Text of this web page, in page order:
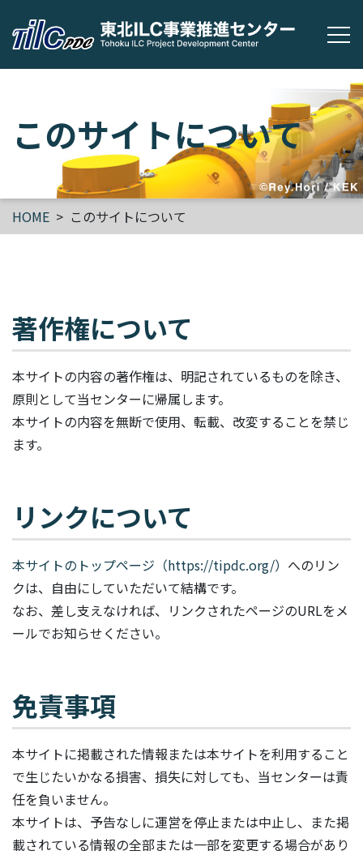
このサイトについて
HOME このサイトについて
著作権について
本サイトの内容の著作権は、明記されているものを除き、
原則として当センターに帰属します。
本サイトの内容を無断で使用、転載、改変することを禁じ
ます。
リンクについて
本サイトのトップページ（https://tipdc.org/） へのリン
クは、自由にしていただいて結構です。
なお、差し支えなければ、リンクされたページのURLをメ
ールでお知らせください。
免責事項
本サイトに掲載された情報または本サイトを利用すること
で生じたいかなる損害、損失に対しても、当センターは責
任を負いません。
本サイトは、予告なしに運営を停止または中止し、また掲
載されている情報の全部または一部を変更する場合があり